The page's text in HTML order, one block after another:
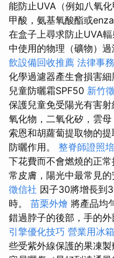
能防止UVA（例如八氧
甲酸，氨基氧酸酯或enza
在盒子上尋求防止UVA輻
中使用的物理（礦物）
飲設備回收推薦 法律事
化學過濾器產生會損害細
兒童防曬霜SPF50 新竹
保護兒童免受陽光有害
氧化物，二氧化矽，雲
索恩和胡蘿蔔提取物的
防曬作用。 整脊師證照
下花費而不會燃燒的正常
常皮膚，陽光中最常見的
徵信社 因子30將增長到
時。 苗栗外燴 將產品均
錯過脖子的後部，手的外
引擎優化技巧 營業用冰箱
些受紫外線保護的果凍